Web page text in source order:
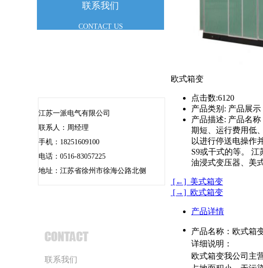
欧式箱变
点击数:6120
产品类别: 产品展
产品描述: 产品名
期短、运行费用低
以进行停送电操作
S9或干式的等。
油浸式变压器、美
[←] 美式箱变
[→] 欧式箱变
产品详情
产品名称：欧式箱
详细说明：
欧式箱变我公司主
油浸式变压器联系我们
CONTACT US
江苏一派电气有限公司
联系人：周经理
手机：18251609100
电话：0516-83057225
地址：江苏省徐州市徐海公路北侧
联系我们